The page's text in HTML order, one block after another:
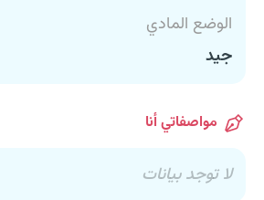
الوضع المادي
جيد
مواصفاتي أنا
لا توجد بيانات